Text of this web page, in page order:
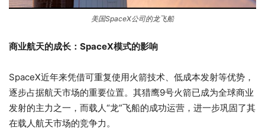
美国SpaceX公司的龙飞船
商业航天的成长：SpaceX模式的影响
SpaceX近年来凭借可重复使用火箭技术、低成本发射等优势，
逐步占据航天市场的重要位置。其猎鹰9号火箭已成为全球商业
发射的主力之一，而载人“龙”飞船的成功运营，进一步巩固了其
在载人航天市场的竞争力。